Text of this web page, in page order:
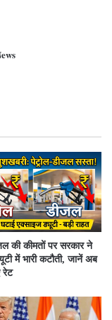
की कीमतों पर सरकार ने
में भारी कटौती, जानें अब
रेट